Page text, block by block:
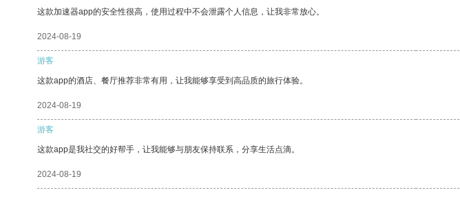
这款加速器app的安全性很高，使用过程中不会泄露个人信息，让我非常放心。
2024-08-19
游客
这款app的酒店、餐厅推荐非常有用，让我能够享受到高品质的旅行体验。
2024-08-19
游客
这款app是我社交的好帮手，让我能够与朋友保持联系，分享生活点滴。
2024-08-19